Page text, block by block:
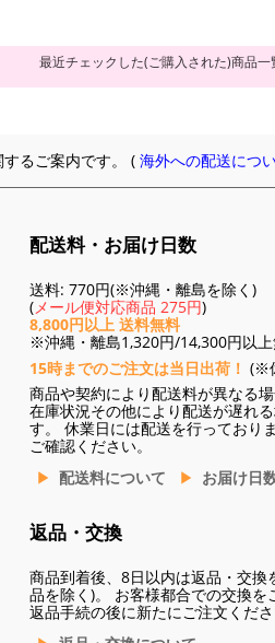
最近チェックした(ご購入された)商品一
るご案内です。 (海外への配送につ
配送料・お届け日数
送料: 770円(※沖縄・離島を除く)
(メール便対応商品 275円)
8,800円以上 送料無料
※沖縄・離島1,320円/14,300円以
15時までのご注文は当日出荷！ (※
商品や契約により配送料が異なる場
在庫状況その他により配送が遅れ
す。 休業日には配送を行っており
ご確認ください。
配送料について
お届け日
返品・交換
商品到着後、8日以内は返品・交換
品を除く)。 お客様都合での交換を
返品手続の後に新たにご注文くださ